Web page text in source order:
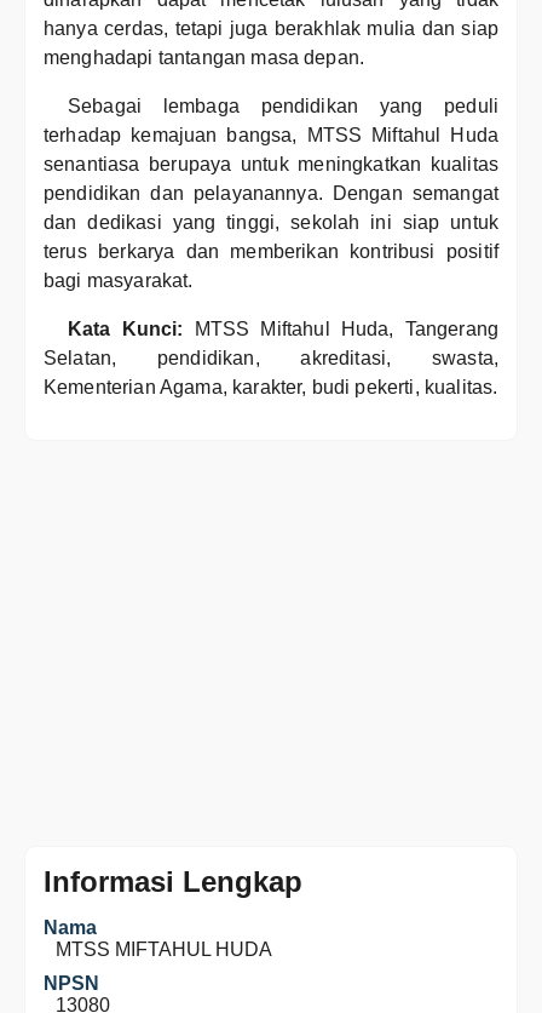
hanya cerdas, tetapi juga berakhlak mulia dan siap
menghadapi tantangan masa depan.
Sebagai lembaga pendidikan yang peduli
terhadap kemajuan bangsa, MTSS Miftahul Huda
senantiasa berupaya untuk meningkatkan kualitas
pendidikan dan pelayanannya. Dengan semangat
dan dedikasi yang tinggi, sekolah ini siap untuk
terus berkarya dan memberikan kontribusi positif
bagi masyarakat.
Kata Kunci: MTSS Miftahul Huda, Tangerang
Selatan, pendidikan, akreditasi, swasta,
Kementerian Agama, karakter, budi pekerti, kualitas.
Informasi Lengkap
Nama
MTSS MIFTAHUL HUDA
NPSN
13080